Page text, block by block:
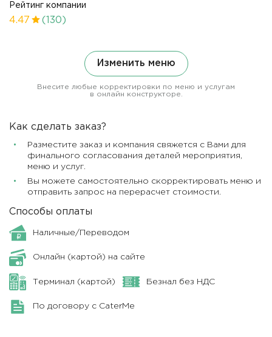
Рейтинг компании
4.47 (130)
Изменить меню
Внесите любые корректировки по меню и услугам
в онлайн конструкторе.
Как сделать заказ?
Разместите заказ и компания свяжется с Вами для
финального согласования деталей мероприятия,
меню и услуг.
Вы можете самостоятельно скорректировать меню и
отправить запрос на перерасчет стоимости.
Способы оплаты
Наличные/Переводом
Онлайн (картой) на сайте
Терминал (картой) Безнал без НДС
По договору с CaterMe